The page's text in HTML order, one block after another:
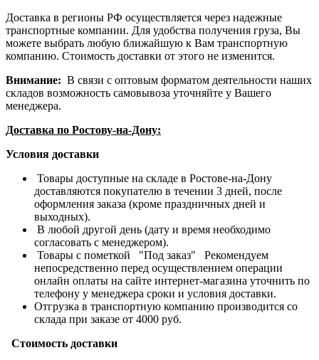
Доставка в регионы РФ осуществляется через надежные
транспортные компании. Для удобства получения груза, Вы
можете выбрать любую ближайшую к Вам транспортную
компанию. Стоимость доставки от этого не изменится.
Внимание: В связи с оптовым форматом деятельности наших
складов возможность самовывоза уточняйте у Вашего
менеджера.
Доставка по Ростову-на-Дону:
Условия доставки
Товары доступные на складе в Ростове-на-Дону
доставляются покупателю в течении 3 дней, после
оформления заказа (кроме праздничных дней и
выходных).
В любой другой день (дату и время необходимо
согласовать с менеджером).
Товары с пометкой "Под заказ" Рекомендуем
непосредственно перед осуществлением операции
онлайн оплаты на сайте интернет-магазина уточнить по
телефону у менеджера сроки и условия доставки.
Отгрузка в транспортную компанию производится со
склада при заказе от 4000 руб.
Стоимость доставки